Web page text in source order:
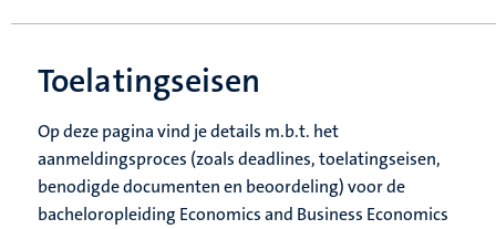
Toelatingseisen
Op deze pagina vind je details m.b.t. het
aanmeldingsproces (zoals deadlines, toelatingseisen,
benodigde documenten en beoordeling) voor de
bacheloropleiding Economics and Business Economics